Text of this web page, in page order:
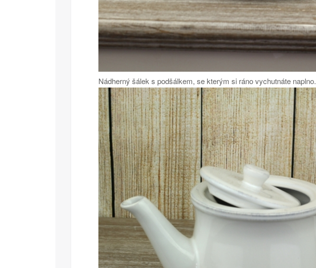
Nádherný šálek s podšálkem, se kterým si ráno vychutnáte naplno.